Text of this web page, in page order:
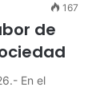
167
de
En el